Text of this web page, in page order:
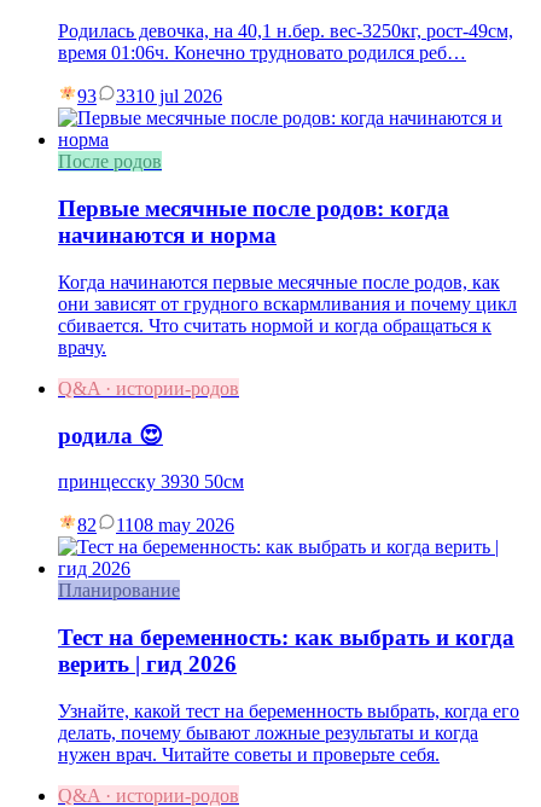
Родилась девочка, на 40,1 н.бер. вес-3250кг, рост-49см,
время 01:06ч. Конечно трудновато родился реб…
93 3310 jul 2026
После родов
Первые месячные после родов: когда
начинаются и норма
Когда начинаются первые месячные после родов, как
они зависят от грудного вскармливания и почему цикл
сбивается. Что считать нормой и когда обращаться к
врачу.
Q&A · истории-родов
родила 😍
принцесску 3930 50см
82 1108 may 2026
Планирование
Тест на беременность: как выбрать и когда
верить | гид 2026
Узнайте, какой тест на беременность выбрать, когда его
делать, почему бывают ложные результаты и когда
нужен врач. Читайте советы и проверьте себя.
Q&A · истории-родов